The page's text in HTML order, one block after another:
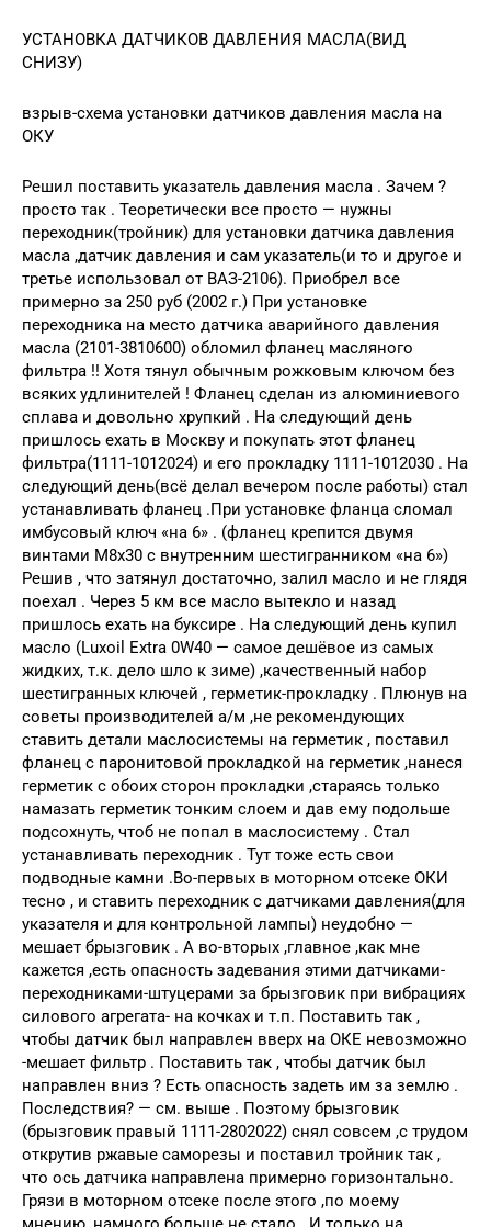
УСТАНОВКА ДАТЧИКОВ ДАВЛЕНИЯ МАСЛА(ВИД
СНИЗУ)
взрыв-схема установки датчиков давления масла на
ОКУ
Решил поставить указатель давления масла . Зачем ?
просто так . Теоретически все просто — нужны
переходник(тройник) для установки датчика давления
масла ,датчик давления и сам указатель(и то и другое и
третье использовал от ВАЗ-2106). Приобрел все
примерно за 250 руб (2002 г.) При установке
переходника на место датчика аварийного давления
масла (2101-3810600) обломил фланец масляного
фильтра !! Хотя тянул обычным рожковым ключом без
всяких удлинителей ! Фланец сделан из алюминиевого
сплава и довольно хрупкий . На следующий день
пришлось ехать в Москву и покупать этот фланец
фильтра(1111-1012024) и его прокладку 1111-1012030 . На
следующий день(всё делал вечером после работы) стал
устанавливать фланец .При установке фланца сломал
имбусовый ключ «на 6» . (фланец крепится двумя
винтами М8х30 с внутренним шестигранником «на 6»)
Решив , что затянул достаточно, залил масло и не глядя
поехал . Через 5 км все масло вытекло и назад
пришлось ехать на буксире . На следующий день купил
масло (Luxoil Extra 0W40 — cамое дешёвое из самых
жидких, т.к. дело шло к зиме) ,качественный набор
шестигранных ключей , герметик-прокладку . Плюнув на
советы производителей а/м ,не рекомендующих
ставить детали маслосистемы на герметик , поставил
фланец с паронитовой прокладкой на герметик ,нанеся
герметик с обоих сторон прокладки ,стараясь только
намазать герметик тонким слоем и дав ему подольше
подсохнуть, чтоб не попал в маслосистему . Стал
устанавливать переходник . Тут тоже есть свои
подводные камни .Во-первых в моторном отсеке ОКИ
тесно , и ставить переходник с датчиками давления(для
указателя и для контрольной лампы) неудобно —
мешает брызговик . А во-вторых ,главное ,как мне
кажется ,есть опасность задевания этими датчиками-
переходниками-штуцерами за брызговик при вибрациях
силового агрегата- на кочках и т.п. Поставить так ,
чтобы датчик был направлен вверх на ОКЕ невозможно
-мешает фильтр . Поставить так , чтобы датчик был
направлен вниз ? Есть опасность задеть им за землю .
Последствия? — см. выше . Поэтому брызговик
(брызговик правый 1111-2802022) снял совсем ,с трудом
открутив ржавые саморезы и поставил тройник так ,
что ось датчика направлена примерно горизонтально.
Грязи в моторном отсеке после этого ,по моему